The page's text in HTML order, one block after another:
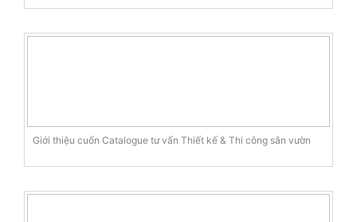
Giới thiệu cuốn Catalogue tư vấn Thiết kế & Thi công sân vườn